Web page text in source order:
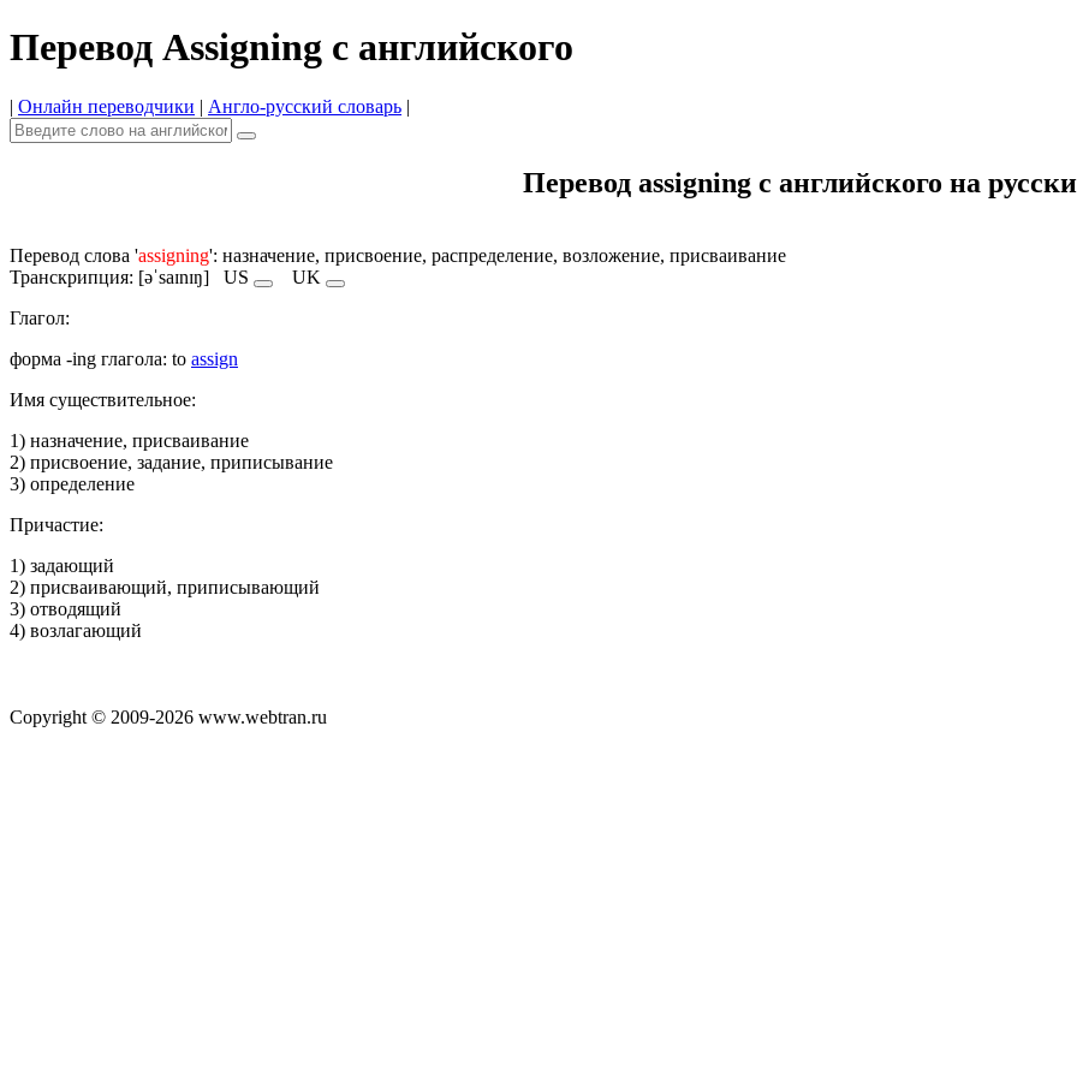
Перевод Assigning с английского
| Онлайн переводчики | Англо-русский словарь |
Перевод assigning с английского на
Перевод слова 'assigning': назначение, присвоение, распределение, возложение, присваивание
Транскрипция: [əˈsaɪnɪŋ] US
UK
Глагол:
форма -ing глагола: to assign
Имя cуществительное:
1) назначение, присваивание
2) присвоение, задание, приписывание
3) определение
Причастие:
1) задающий
2) присваивающий, приписывающий
3) отводящий
4) возлагающий
Copyright © 2009-2026 www.webtran.ru